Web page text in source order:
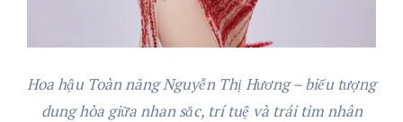
Hoa hậu Toàn năng Nguyễn Thị Hương – biểu tượng
dung hòa giữa nhan sắc, trí tuệ và trái tim nhân